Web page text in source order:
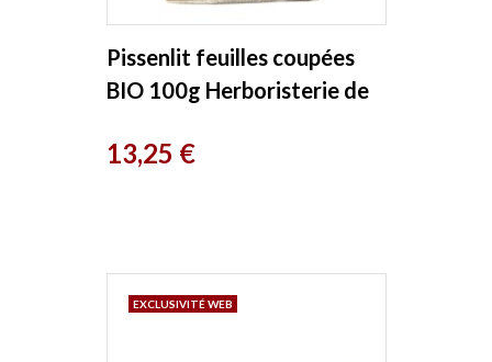
Pissenlit feuilles coupées
BIO 100g Herboristerie de
Prix
13,25 €
EXCLUSIVITÉ WEB